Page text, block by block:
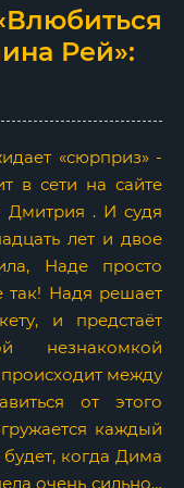
Рей»:
«сюрприз» -
в сети на сайте
Дмитрия . И судя
лет и двое
Наде просто
так! Надя решает
и предстаёт
незнакомкой
между
от этого
каждый
когда Дима
очень сильно…